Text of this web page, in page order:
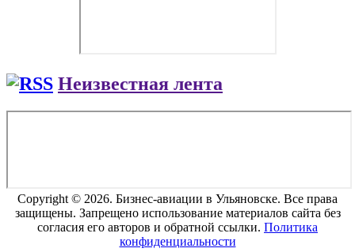
Неизвестная лента
Copyright © 2026. Бизнес-авиации в Ульяновске. Все права
защищены. Запрещено использование материалов сайта без
согласия его авторов и обратной ссылки. Политика
конфиденциальности